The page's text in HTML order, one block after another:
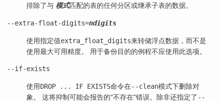
排除了与 模式匹配的表的任何分区或继承子表的数据。
--extra-float-digits=ndigits
使用指定值extra_float_digits来转储浮点数据，而不是
使用最大可用精度。 用于备份目的的例程不应使用此选项。
--if-exists
使用DROP ... IF EXISTS命令在--clean模式下删除对
象。 这将抑制可能会报告的“不存在”错误。除非还指定了 --